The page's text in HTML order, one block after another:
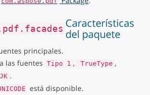
Características
del paquete
principales.
las fuentes
Tipo 1 , TrueType ,
.
está disponible.